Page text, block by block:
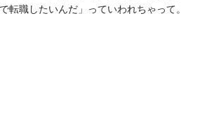
転職したいんだ」っていわれちゃって。